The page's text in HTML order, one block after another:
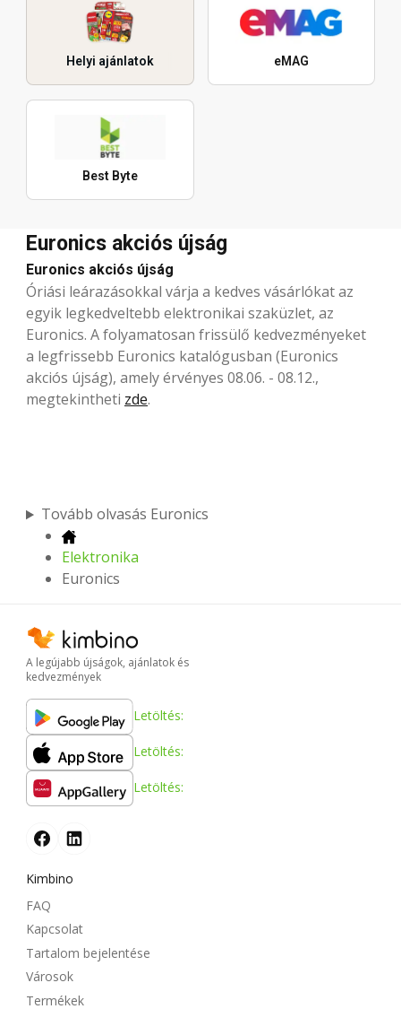
Helyi ajánlatok eMAG
Best Byte
Euronics akciós újság
Euronics akciós újság
Óriási leárazásokkal várja a kedves vásárlókat az
egyik legkedveltebb elektronikai szaküzlet, az
Euronics. A folyamatosan frissülő kedvezményeket
a legfrissebb Euronics katalógusban (Euronics
akciós újság), amely érvényes 08.06. - 08.12.,
megtekintheti zde.
Tovább olvasás Euronics
Elektronika
Euronics
A legújabb újságok, ajánlatok és
kedvezmények
Letöltés:
Letöltés:
Letöltés:
Kimbino
FAQ
Kapcsolat
Tartalom bejelentése
Városok
Termékek